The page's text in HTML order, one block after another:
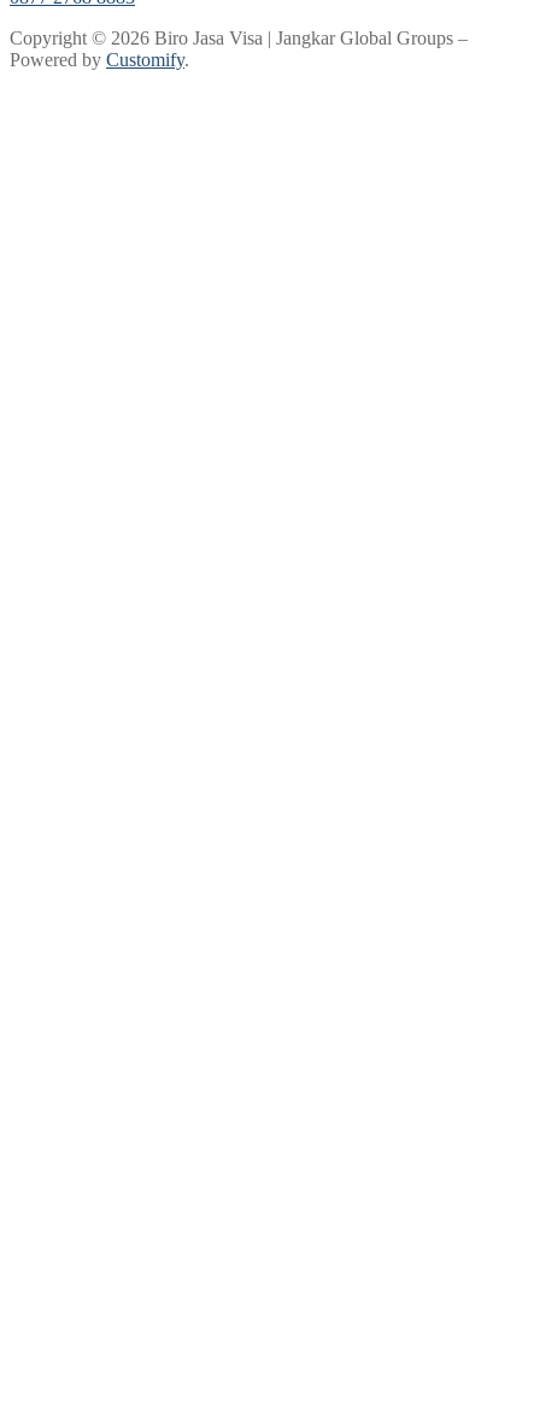
Copyright © 2026 Biro Jasa Visa | Jangkar Global Groups –
Powered by Customify.